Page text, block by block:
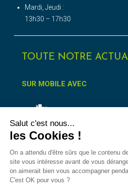
Mardi, Jeudi :
13h30 – 17h30
TOUTE NOTRE
SUR MOBILE AVEC
Protection des
Salut c'est nous...
les Cookies !
On a attendu d'être sûrs que le contenu
site vous intéresse avant de vous
on aimerait bien vous accompagner
C'est OK pour vous ?